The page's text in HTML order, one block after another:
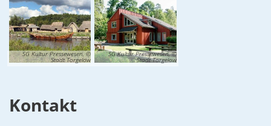
SG Kultur Pressewesen, ©
Stadt Torgelow
SG Kultur Pressewesen, ©
Stadt Torgelow
Kontakt